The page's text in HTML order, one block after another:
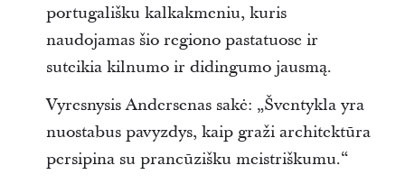
portugališku kalkakmeniu, kuris
naudojamas šio regiono pastatuose ir
suteikia kilnumo ir didingumo jausmą.
Vyresnysis Andersenas sakė: „Šventykla yra
nuostabus pavyzdys, kaip graži architektūra
persipina su prancūzišku meistriškumu.“